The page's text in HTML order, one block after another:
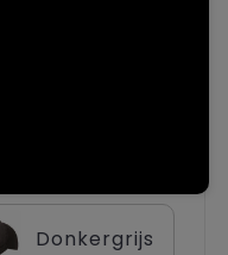
Donkergrijs